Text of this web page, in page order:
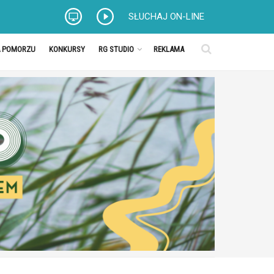
SŁUCHAJ ON-LINE
KONKURSY RG STUDIO REKLAMA